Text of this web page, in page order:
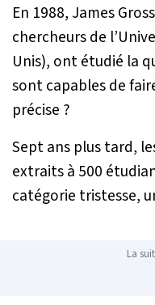
En 1988, James
chercheurs de
Unis), ont étudié la
sont capables de
précise ?
Sept ans plus tard,
extraits à 500
catégorie tristesse,
La